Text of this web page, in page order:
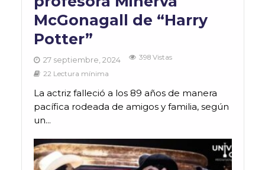
McGonagall de “Harry
Potter”
27 septiembre, 2024
398 Vistas
22 Lectura mínima
La actriz falleció a los 89 años de manera
pacífica rodeada de amigos y familia, según
un...